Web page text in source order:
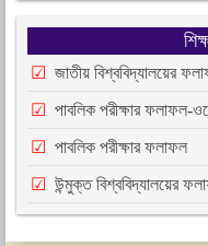
জাতীয় বিশ্ববিদ্যালয়ের
পাবলিক পরীক্ষার ফলাফল-
পাবলিক পরীক্ষার ফলাফল
উন্মুক্ত বিশ্ববিদ্যালয়ের